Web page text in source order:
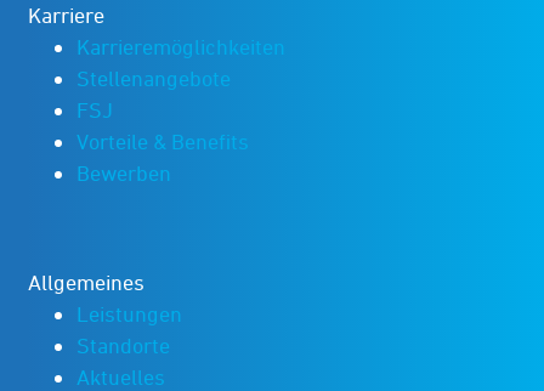
Karriere
Karrieremöglichkeiten
Stellenangebote
FSJ
Vorteile & Benefits
Bewerben
Allgemeines
Leistungen
Standorte
Aktuelles